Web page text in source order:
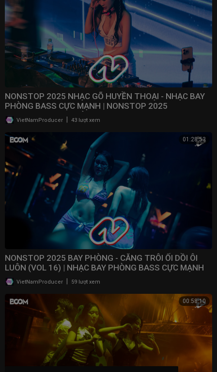
NONSTOP 2025 NHẠC GÕ HUYỀN THOẠI - NHẠC BAY
PHÒNG BASS CỰC MẠNH | NONSTOP 2025
VINAHOUSE BAY PHÒNG
VietNamProducer 43 lượt xem
01:28:53
NONSTOP 2025 BAY PHÒNG - CĂNG TRÔI ỐI DỒI ÔI
LUÔN (VOL 16) | NHẠC BAY PHÒNG BASS CỰC MẠNH ​
VietNamProducer 59 lượt xem
00:58:10